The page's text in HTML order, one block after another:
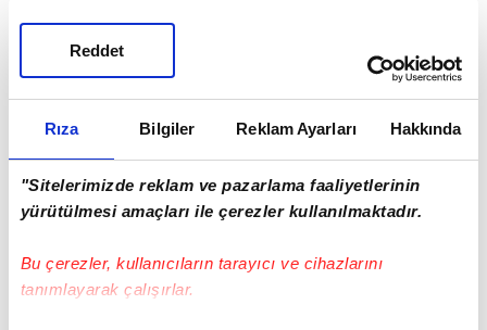
Rıza Bilgiler Reklam Ayarları Hakkında
"Sitelerimizde reklam ve pazarlama faaliyetlerinin
yürütülmesi amaçları ile çerezler kullanılmaktadır.
Bu çerezler, kullanıcıların tarayıcı ve cihazlarını
tanımlayarak çalışırlar.
Reddet